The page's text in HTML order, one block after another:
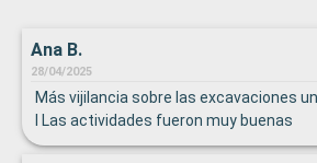
Ana B.
28/04/2025
Más vijilancia sobre las excavaciones
l Las actividades fueron muy buenas